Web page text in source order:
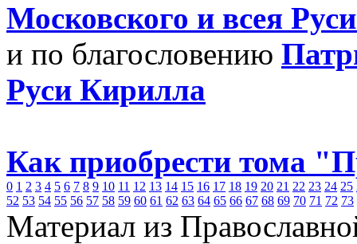
Московского и всея
и по благословению
Руси Кирилла
Как приобрести тома
0 1 2 3 4 5 6 7 8 9 10 11 12 13 14 15 16 17 18 19 20 21 22 23 24 25
52 53 54 55 56 57 58 59 60 61 62 63 64 65 66 67 68 69 70 71 72 73
Материал из